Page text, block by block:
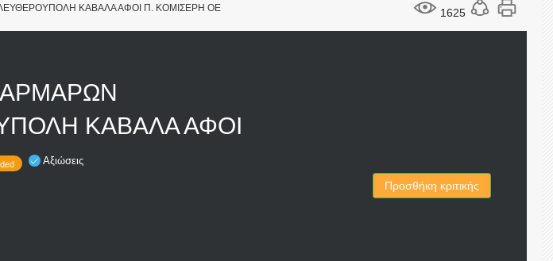
1625
ΚΑΒΑΛΑ ΑΦΟΙ Π. ΚΟΜΙΣΕΡΗ ΟΕ
ΚΑΒΑΛΑ ΑΦΟΙ
Αξιώσεις
Προσθήκη κριτικής